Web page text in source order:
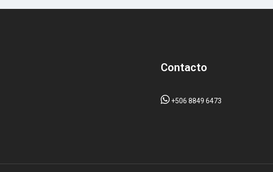
Contacto
+506 8849 6473